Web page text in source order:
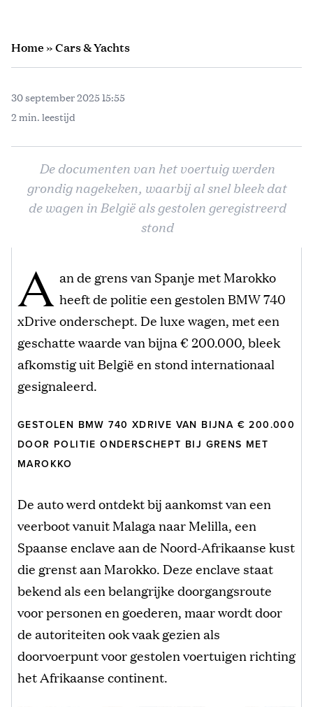
Home»Cars & Yachts
30 september 2025 15:55
2 min. leestijd
De documenten van het voertuig werden
grondig nagekeken, waarbij al snel bleek dat
de wagen in België als gestolen geregistreerd
stond
A an de grens van Spanje met Marokko
heeft de politie een gestolen BMW 740
xDrive onderschept. De luxe wagen, met een
geschatte waarde van bijna € 200.000, bleek
afkomstig uit België en stond internationaal
gesignaleerd.
GESTOLEN BMW 740 XDRIVE VAN BIJNA € 200.000
DOOR POLITIE ONDERSCHEPT BIJ GRENS MET
MAROKKO
De auto werd ontdekt bij aankomst van een
veerboot vanuit Malaga naar Melilla, een
Spaanse enclave aan de Noord-Afrikaanse kust
die grenst aan Marokko. Deze enclave staat
bekend als een belangrijke doorgangsroute
voor personen en goederen, maar wordt door
de autoriteiten ook vaak gezien als
doorvoerpunt voor gestolen voertuigen richting
het Afrikaanse continent.